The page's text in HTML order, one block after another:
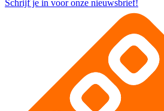
Schrijf je in voor onze nieuwsbrief!